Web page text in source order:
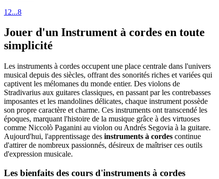
1 2...8
Jouer d'un Instrument à cordes en toute
simplicité
Les instruments à cordes occupent une place centrale dans l'univers
musical depuis des siècles, offrant des sonorités riches et variées qui
captivent les mélomanes du monde entier. Des violons de
Stradivarius aux guitares classiques, en passant par les contrebasses
imposantes et les mandolines délicates, chaque instrument possède
son propre caractère et charme. Ces instruments ont transcendé les
époques, marquant l'histoire de la musique grâce à des virtuoses
comme Niccolò Paganini au violon ou Andrés Segovia à la guitare.
Aujourd'hui, l'apprentissage des instruments à cordes continue
d'attirer de nombreux passionnés, désireux de maîtriser ces outils
d'expression musicale.
Les bienfaits des cours d'instruments à cordes